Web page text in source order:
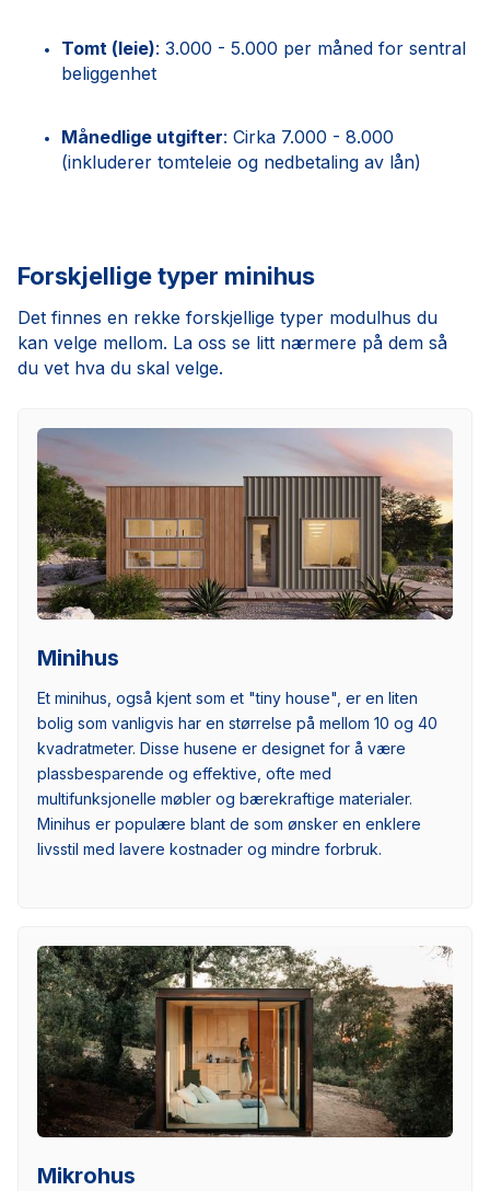
Tomt (leie): 3.000 - 5.000 per måned for sentral
beliggenhet
Månedlige utgifter: Cirka 7.000 - 8.000
(inkluderer tomteleie og nedbetaling av lån)
Forskjellige typer minihus
Det finnes en rekke forskjellige typer modulhus du
kan velge mellom. La oss se litt nærmere på dem så
du vet hva du skal velge.
Minihus
Et minihus, også kjent som et "tiny house", er en liten
bolig som vanligvis har en størrelse på mellom 10 og 40
kvadratmeter. Disse husene er designet for å være
plassbesparende og effektive, ofte med
multifunksjonelle møbler og bærekraftige materialer.
Minihus er populære blant de som ønsker en enklere
livsstil med lavere kostnader og mindre forbruk.
Mikrohus